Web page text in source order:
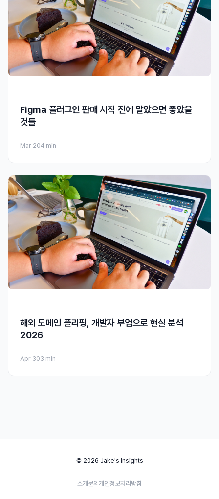
Figma 플러그인 판매 시작 전에 알았으면 좋았을
것들
Mar 204 min
해외 도메인 플리핑, 개발자 부업으로 현실 분석
2026
Apr 303 min
© 2026 Jake's Insights
소개문의개인정보처리방침